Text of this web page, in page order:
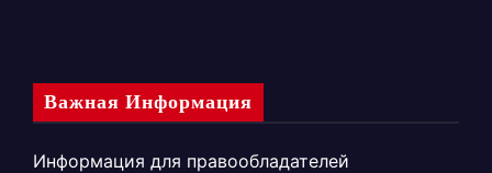
Важная Информация
Информация для правообладателей